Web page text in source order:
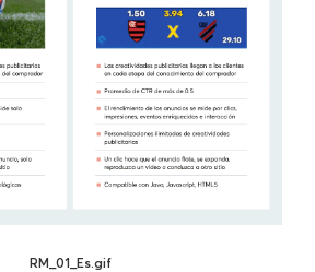
RM_01_Es.gif